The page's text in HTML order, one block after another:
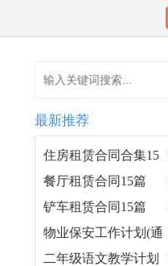
最新推荐
住房租赁合同合集15
篇
餐厅租赁合同15篇
铲车租赁合同15篇
物业保安工作计划(通
用15篇)
二年级语文教学计划